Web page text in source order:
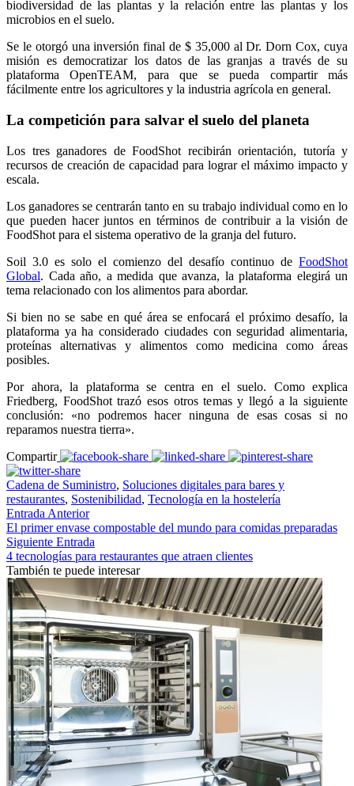
biodiversidad de las plantas y la relación entre las plantas y los
microbios en el suelo.
Se le otorgó una inversión final de $ 35,000 al Dr. Dorn Cox, cuya
misión es democratizar los datos de las granjas a través de su
plataforma OpenTEAM, para que se pueda compartir más
fácilmente entre los agricultores y la industria agrícola en general.
La competición para salvar el suelo del planeta
Los tres ganadores de FoodShot recibirán orientación, tutoría y
recursos de creación de capacidad para lograr el máximo impacto y
escala.
Los ganadores se centrarán tanto en su trabajo individual como en lo
que pueden hacer juntos en términos de contribuir a la visión de
FoodShot para el sistema operativo de la granja del futuro.
Soil 3.0 es solo el comienzo del desafío continuo de FoodShot
Global. Cada año, a medida que avanza, la plataforma elegirá un
tema relacionado con los alimentos para abordar.
Si bien no se sabe en qué área se enfocará el próximo desafío, la
plataforma ya ha considerado ciudades con seguridad alimentaria,
proteínas alternativas y alimentos como medicina como áreas
posibles.
Por ahora, la plataforma se centra en el suelo. Como explica
Friedberg, FoodShot trazó esos otros temas y llegó a la siguiente
conclusión: «no podremos hacer ninguna de esas cosas si no
reparamos nuestra tierra».
Compartir
Cadena de Suministro, Soluciones digitales para bares y
restaurantes, Sostenibilidad, Tecnología en la hostelería
Entrada Anterior
El primer envase compostable del mundo para comidas preparadas
Siguiente Entrada
4 tecnologías para restaurantes que atraen clientes
También te puede interesar